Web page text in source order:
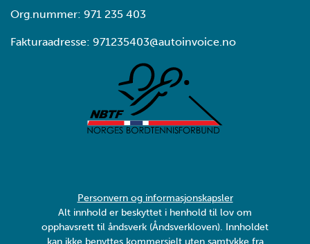
Org.nummer: 971 235 403
Fakturaadresse: 971235403@autoinvoice.no
Personvern og informasjonskapsler
Alt innhold er beskyttet i henhold til lov om
opphavsrett til åndsverk (Åndsverkloven). Innholdet